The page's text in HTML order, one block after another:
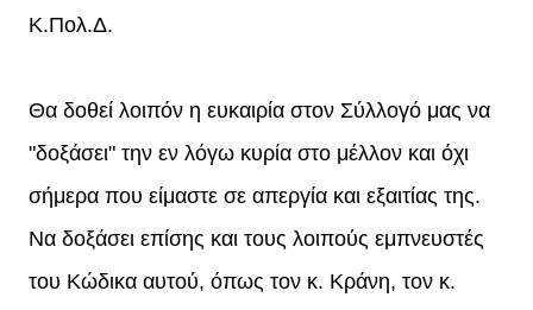
Κ.Πολ.Δ.
Θα δοθεί λοιπόν η ευκαιρία στον Σύλλογό μας να
"δοξάσει" την εν λόγω κυρία στο μέλλον και όχι
σήμερα που είμαστε σε απεργία και εξαιτίας της.
Να δοξάσει επίσης και τους λοιπούς εμπνευστές
του Κώδικα αυτού, όπως τον κ. Κράνη, τον κ.